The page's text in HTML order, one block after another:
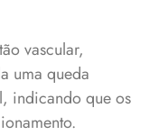
vascular,
uma queda
indicando que os